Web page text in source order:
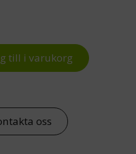
30R mängd
till i varukorg
oss